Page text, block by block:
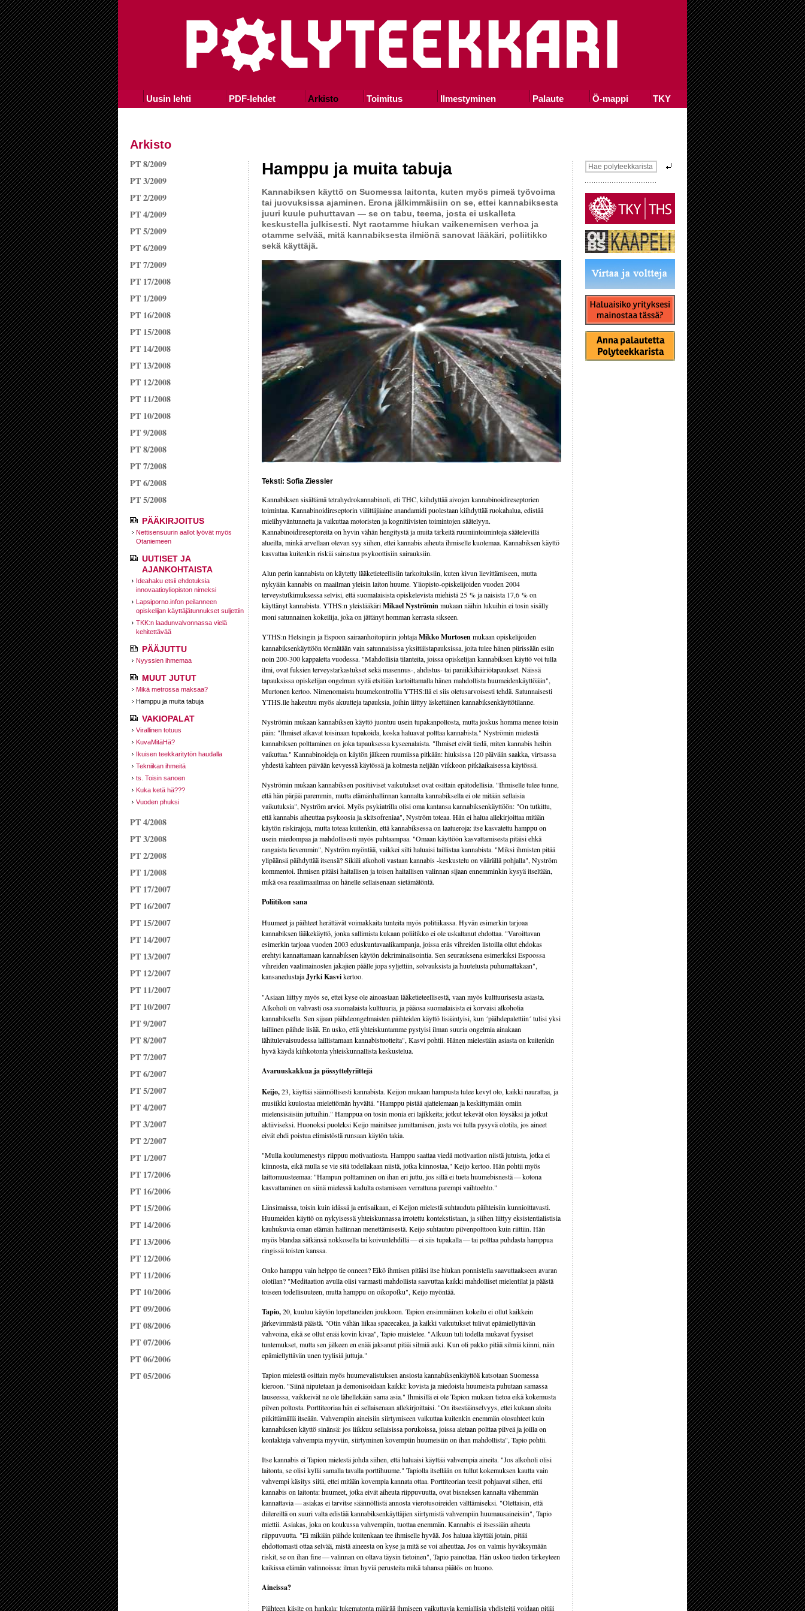
Uusin lehti PDF-lehdet Arkisto Toimitus Ilmestyminen Palaute Ö-mappi TKY
Arkisto
PT 8/2009
PT 3/2009
PT 2/2009
PT 4/2009
PT 5/2009
PT 6/2009
PT 7/2009
PT 17/2008
PT 1/2009
PT 16/2008
PT 15/2008
PT 14/2008
PT 13/2008
PT 12/2008
PT 11/2008
PT 10/2008
PT 9/2008
PT 8/2008
PT 7/2008
PT 6/2008
PT 5/2008
PÄÄKIRJOITUS
Nettisensuurin aallot lyövät myös
Otaniemeen
UUTISET JA
AJANKOHTAISTA
Ideahaku etsii ehdotuksia
innovaatioyliopiston nimeksi
Lapsiporno.infon peilanneen
opiskelijan käyttäjätunnukset suljettiin
TKK:n laadunvalvonnassa vielä
kehitettävää
PÄÄJUTTU
Nyyssien ihmemaa
MUUT JUTUT
Mikä metrossa maksaa?
Hamppu ja muita tabuja
VAKIOPALAT
Virallinen totuus
KuvaMitäHä?
Ikuisen teekkaritytön haudalla
Tekniikan ihmeitä
ts. Toisin sanoen
Kuka ketä hä???
Vuoden phuksi
PT 4/2008
PT 3/2008
PT 2/2008
PT 1/2008
PT 17/2007
PT 16/2007
PT 15/2007
PT 14/2007
PT 13/2007
PT 12/2007
PT 11/2007
PT 10/2007
PT 9/2007
PT 8/2007
PT 7/2007
PT 6/2007
PT 5/2007
PT 4/2007
PT 3/2007
PT 2/2007
PT 1/2007
PT 17/2006
PT 16/2006
PT 15/2006
PT 14/2006
PT 13/2006
PT 12/2006
PT 11/2006
PT 10/2006
PT 09/2006
PT 08/2006
PT 07/2006
PT 06/2006
PT 05/2006
Hamppu ja muita tabuja
Kannabiksen käyttö on Suomessa laitonta, kuten myös pimeä työvoima
tai juovuksissa ajaminen. Erona jälkimmäisiin on se, ettei kannabiksesta
juuri kuule puhuttavan — se on tabu, teema, josta ei uskalleta
keskustella julkisesti. Nyt raotamme hiukan vaikenemisen verhoa ja
otamme selvää, mitä kannabiksesta ilmiönä sanovat lääkäri, poliitikko
sekä käyttäjä.
Teksti: Sofia Ziessler
Kannabiksen sisältämä tetrahydrokannabinoli, eli THC, kiihdyttää aivojen kannabinoidireseptorien
toimintaa. Kannabinoidireseptorin välittäjäaine anandamidi puolestaan kiihdyttää ruokahalua, edistää
mielihyväntunnetta ja vaikuttaa motoristen ja kognitiivisten toimintojen säätelyyn.
Kannabinoidireseptoreita on hyvin vähän hengitystä ja muita tärkeitä ruumiintoimintoja säätelevillä
alueilla, minkä arvellaan olevan syy siihen, ettei kannabis aiheuta ihmiselle kuolemaa. Kannabiksen käyttö
kasvattaa kuitenkin riskiä sairastua psykoottisiin sairauksiin.
Alun perin kannabista on käytetty lääketieteellisiin tarkoituksiin, kuten kivun lievittämiseen, mutta
nykyään kannabis on maailman yleisin laiton huume. Yliopisto-opiskelijoiden vuoden 2004
terveystutkimuksessa selvisi, että suomalaisista opiskelevista miehistä 25 % ja naisista 17,6 % on
käyttänyt kannabista. YTHS:n yleislääkäriMikael Nyströminmukaan näihin lukuihin ei tosin sisälly
moni satunnainen kokeilija, joka on jättänyt homman kerrasta sikseen.
YTHS:n Helsingin ja Espoon sairaanhoitopiirin johtajaMikko Murtosenmukaan opiskelijoiden
kannabiksenkäyttöön törmätään vain satunnaisissa yksittäistapauksissa, joita tulee hänen piirissään esiin
noin 200-300 kappaletta vuodessa. "Mahdollisia tilanteita, joissa opiskelijan kannabiksen käyttö voi tulla
ilmi, ovat fuksien terveystarkastukset sekä masennus-, ahdistus- tai paniikkihäiriötapaukset. Näissä
tapauksissa opiskelijan ongelman syitä etsitään kartoittamalla hänen mahdollista huumeidenkäyttöään",
Murtonen kertoo. Nimenomaista huumekontrollia YTHS:llä ei siis oletusarvoisesti tehdä. Satunnaisesti
YTHS.lle hakeutuu myös akuutteja tapauksia, joihin liittyy äskettäinen kannabiksenkäyttötilanne.
Nyströmin mukaan kannabiksen käyttö juontuu usein tupakanpoltosta, mutta joskus homma menee toisin
päin: "Ihmiset alkavat toisinaan tupakoida, koska haluavat polttaa kannabista." Nyströmin mielestä
kannabiksen polttaminen on joka tapauksessa kyseenalaista. "Ihmiset eivät tiedä, miten kannabis heihin
vaikuttaa." Kannabinoideja on käytön jälkeen ruumiissa pitkään: hiuksissa 120 päivään saakka, virtsassa
yhdestä kahteen päivään kevyessä käytössä ja kolmesta neljään viikkoon pitkäaikaisessa käytössä.
Nyströmin mukaan kannabiksen positiiviset vaikutukset ovat osittain epätodellisia. "Ihmiselle tulee tunne,
että hän pärjää paremmin, mutta elämänhallinnan kannalta kannabiksella ei ole mitään sellaisia
vaikutuksia", Nyström arvioi. Myös psykiatrilla olisi oma kantansa kannabiksenkäyttöön: "On tutkittu,
että kannabis aiheuttaa psykoosia ja skitsofreniaa", Nyström toteaa. Hän ei halua allekirjoittaa mitään
käytön riskirajoja, mutta toteaa kuitenkin, että kannabiksessa on laatueroja: itse kasvatettu hamppu on
usein miedompaa ja mahdollisesti myös puhtaampaa. "Omaan käyttöön kasvattamisesta pitäisi ehkä
rangaista lievemmin", Nyström myöntää, vaikkei silti haluaisi laillistaa kannabista. "Miksi ihmisten pitää
ylipäänsä päihdyttää itsensä? Sikäli alkoholi vastaan kannabis -keskustelu on väärällä pohjalla", Nyström
kommentoi. Ihmisen pitäisi haitallisen ja toisen haitallisen valinnan sijaan ennemminkin kysyä itseltään,
mikä osa reaalimaailmaa on hänelle sellaisenaan sietämätöntä.
Poliitikon sana
Huumeet ja päihteet herättävät voimakkaita tunteita myös politiikassa. Hyvän esimerkin tarjoaa
kannabiksen lääkekäyttö, jonka sallimista kukaan poliitikko ei ole uskaltanut ehdottaa. "Varoittavan
esimerkin tarjoaa vuoden 2003 eduskuntavaalikampanja, joissa eräs vihreiden listoilla ollut ehdokas
erehtyi kannattamaan kannabiksen käytön dekriminalisointia. Sen seurauksena esimerkiksi Espoossa
vihreiden vaalimainosten jakajien päälle jopa syljettiin, solvauksista ja huutelusta puhumattakaan",
kansanedustajaJyrki Kasvikertoo.
"Asiaan liittyy myös se, ettei kyse ole ainoastaan lääketieteellisestä, vaan myös kulttuurisesta asiasta.
Alkoholi on vahvasti osa suomalaista kulttuuria, ja pääosa suomalaisista ei korvaisi alkoholia
kannabiksella. Sen sijaan päihdeongelmaisten päihteiden käyttö lisääntyisi, kun ´päihdepalettiin´ tulisi yksi
laillinen päihde lisää. En usko, että yhteiskuntamme pystyisi ilman suuria ongelmia ainakaan
lähitulevaisuudessa laillistamaan kannabistuotteita", Kasvi pohtii. Hänen mielestään asiasta on kuitenkin
hyvä käydä kiihkotonta yhteiskunnallista keskustelua.
Avaruuskakkua ja pössyttelyriittejä
Keijo,23, käyttää säännöllisesti kannabista. Keijon mukaan hampusta tulee kevyt olo, kaikki naurattaa, ja
musiikki kuulostaa mielettömän hyvältä. "Hamppu pistää ajattelemaan ja keskittymään omiin
mielensisäisiin juttuihin." Hamppua on tosin monia eri lajikkeita; jotkut tekevät olon löysäksi ja jotkut
aktiiviseksi. Huonoksi puoleksi Keijo mainitsee jumittamisen, josta voi tulla pysyvä olotila, jos aineet
eivät ehdi poistua elimistöstä runsaan käytön takia.
"Mulla koulumenestys riippuu motivaatiosta. Hamppu saattaa viedä motivaation niistä jutuista, jotka ei
kiinnosta, eikä mulla se vie sitä todellakaan niistä, jotka kiinnostaa," Keijo kertoo. Hän pohtii myös
laittomuusteemaa: "Hampun polttaminen on ihan eri juttu, jos sillä ei tueta huumebisnestä — kotona
kasvattaminen on siinä mielessä kadulta ostamiseen verrattuna parempi vaihtoehto."
Länsimaissa, toisin kuin idässä ja entisaikaan, ei Keijon mielestä suhtauduta päihteisiin kunnioittavasti.
Huumeiden käyttö on nykyisessä yhteiskunnassa irrotettu kontekstistaan, ja siihen liittyy eksistentialistisia
kauhukuvia oman elämän hallinnan menettämisestä. Keijo suhtautuu pilvenpolttoon kuin riittiin. Hän
myös blandaa sätkänsä nokkosella tai koivunlehdillä — ei siis tupakalla — tai polttaa puhdasta hamppua
ringissä toisten kanssa.
Onko hamppu vain helppo tie onneen? Eikö ihmisen pitäisi itse hiukan ponnistella saavuttaakseen avaran
olotilan? "Meditaation avulla olisi varmasti mahdollista saavuttaa kaikki mahdolliset mielentilat ja päästä
toiseen todellisuuteen, mutta hamppu on oikopolku", Keijo myöntää.
Tapio,20, kuuluu käytön lopettaneiden joukkoon. Tapion ensimmäinen kokeilu ei ollut kaikkein
järkevimmästä päästä. "Otin vähän liikaa spacecakea, ja kaikki vaikutukset tulivat epämiellyttävän
vahvoina, eikä se ollut enää kovin kivaa", Tapio muistelee. "Alkuun tuli todella mukavat fyysiset
tuntemukset, mutta sen jälkeen en enää jaksanut pitää silmiä auki. Kun oli pakko pitää silmiä kiinni, näin
epämiellyttävän unen tyylisiä juttuja."
Tapion mielestä osittain myös huumevalistuksen ansiosta kannabiksenkäyttöä katsotaan Suomessa
kieroon. "Siinä niputetaan ja demonisoidaan kaikki: kovista ja miedoista huumeista puhutaan samassa
lauseessa, vaikkeivät ne ole lähellekään sama asia." Ihmisillä ei ole Tapion mukaan tietoa eikä kokemusta
pilven poltosta. Porttiteoriaa hän ei sellaisenaan allekirjoittaisi. "On itsestäänselvyys, ettei kukaan aloita
piikittämällä itseään. Vahvempiin aineisiin siirtymiseen vaikuttaa kuitenkin enemmän olosuhteet kuin
kannabiksen käyttö sinänsä: jos liikkuu sellaisissa porukoissa, joissa aletaan polttaa pilveä ja joilla on
kontakteja vahvempia myyviin, siirtyminen kovempiin huumeisiin on ihan mahdollista", Tapio pohtii.
Itse kannabis ei Tapion mielestä johda siihen, että haluaisi käyttää vahvempia aineita. "Jos alkoholi olisi
laitonta, se olisi kyllä samalla tavalla porttihuume." Tapiolla itsellään on tullut kokemuksen kautta vain
vahvempi käsitys siitä, ettei mitään kovempia kannata ottaa. Porttiteorian teesit pohjaavat siihen, että
kannabis on laitonta: huumeet, jotka eivät aiheuta riippuvuutta, ovat bisneksen kannalta vähemmän
kannattavia — asiakas ei tarvitse säännöllistä annosta vierotusoireiden välttämiseksi. "Olettaisin, että
diilereillä on suuri valta edistää kannabiksenkäyttäjien siirtymistä vahvempiin huumausaineisiin", Tapio
miettii. Asiakas, joka on koukussa vahvempiin, tuottaa enemmän. Kannabis ei itsessään aiheuta
riippuvuutta. "Ei mikään päihde kuitenkaan tee ihmiselle hyvää. Jos haluaa käyttää jotain, pitää
ehdottomasti ottaa selvää, mistä aineesta on kyse ja mitä se voi aiheuttaa. Jos on valmis hyväksymään
riskit, se on ihan fine — valinnan on oltava täysin tietoinen", Tapio painottaa. Hän uskoo tiedon tärkeyteen
kaikissa elämän valinnoissa: ilman hyviä perusteita mikä tahansa päätös on huono.
Aineissa?
Päihteen käsite on hankala: lukematonta määrää ihmiseen vaikuttavia kemiallisia yhdisteitä voidaan pitää